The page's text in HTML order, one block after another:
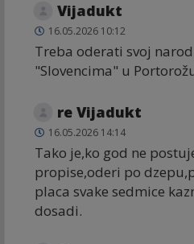
Vijadukt
16.05.2026 10:12
Treba oderati svoj
"Slovencima" u
re Vijadukt
16.05.2026 14:14
Tako je,ko god ne
propise,oderi po
placa svake sedmice
dosadi.